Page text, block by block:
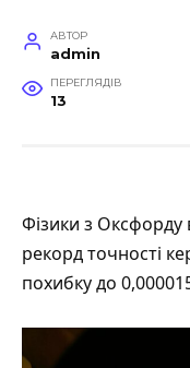
АВТОР
admin
ПЕРЕГЛЯДІВ
13
Фізики з Оксфорду
рекорд точності
похибку до